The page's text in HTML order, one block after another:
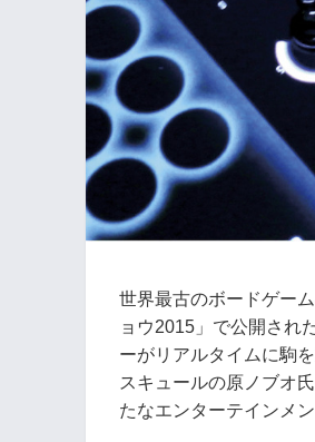
世界最古のボードゲー
ョウ2015」で公開され
ーがリアルタイムに駒
スキュールの原ノブオ
たなエンターテインメン